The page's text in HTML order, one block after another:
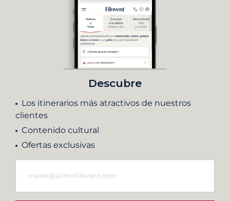
Descubre
Los itinerarios más atractivos de nuestros
clientes
Contenido cultural
Ofertas exclusivas